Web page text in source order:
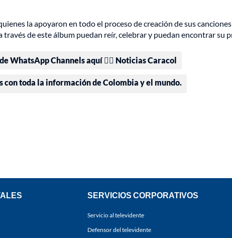
la apoyaron en todo el proceso de creación de sus canciones
de este álbum puedan reír, celebrar y puedan encontrar su
WhatsApp Channels aquí 👉🏻 Noticias Caracol
con toda la información de Colombia y el mundo.
SERVICIOS CORPORATIVOS
Servicio al televidente
Defensor del televidente